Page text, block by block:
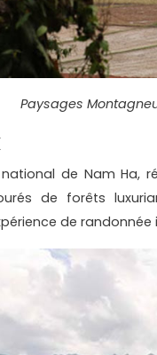
Paysages
de Nam Ha,
de forêts
de randonnée